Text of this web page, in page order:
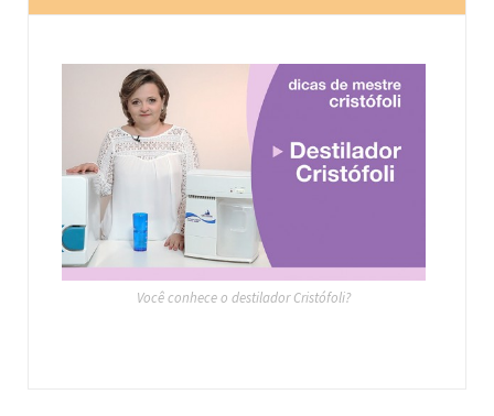
Você conhece o destilador Cristófoli?